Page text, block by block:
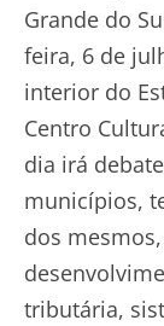
Grande do
feira, 6 de
interior do
Centro
dia irá
municípios,
dos
tributária,